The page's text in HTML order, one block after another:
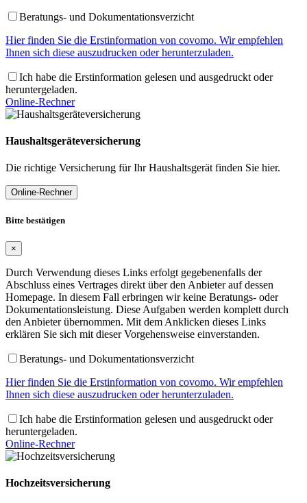
Beratungs- und Dokumentationsverzicht
Hier finden Sie die Erstinformation von covomo. Wir empfehlen
Ihnen sich diese auszudrucken oder herunterzuladen.
Ich habe die Erstinformation gelesen und ausgedruckt oder
heruntergeladen.
Online-Rechner
Haushaltsgeräteversicherung
Die richtige Versicherung für Ihr Haushaltsgerät finden Sie hier.
Online-Rechner
Bitte bestätigen
×
Durch Verwendung dieses Links erfolgt gegebenenfalls der
Abschluss eines Vertrages direkt über den Anbieter auf dessen
Homepage. In diesem Fall erbringen wir keine Beratungs- oder
Dokumentationsleistung. Diese Aufgaben werden komplett durch
den Anbieter übernommen. Mit dem Anklicken dieses Links
erklären Sie sich mit dieser Vorgehensweise einverstanden.
Beratungs- und Dokumentationsverzicht
Hier finden Sie die Erstinformation von covomo. Wir empfehlen
Ihnen sich diese auszudrucken oder herunterzuladen.
Ich habe die Erstinformation gelesen und ausgedruckt oder
heruntergeladen.
Online-Rechner
Hochzeitsversicherung